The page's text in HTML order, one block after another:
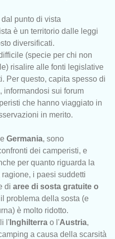
punto di vista
è un territorio dalle leggi
diversificati.
(specie per chi non
risalire alle fonti legislative
Per questo, capita spesso di
informandosi sui forum
che hanno viaggiato in
in merito.
e Germania, sono
dei camperisti, e
per quanto riguarda la
i paesi suddetti
di aree di sosta gratuite o
problema della sosta (e
è molto ridotto.
l' Inghilterra o l'Austria,
a causa della scarsità